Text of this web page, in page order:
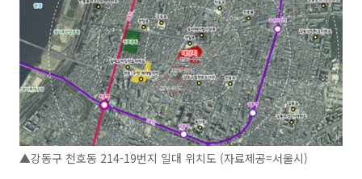
▲강동구 천호동 214-19번지 일대 위치도 (자료제공=서울시)